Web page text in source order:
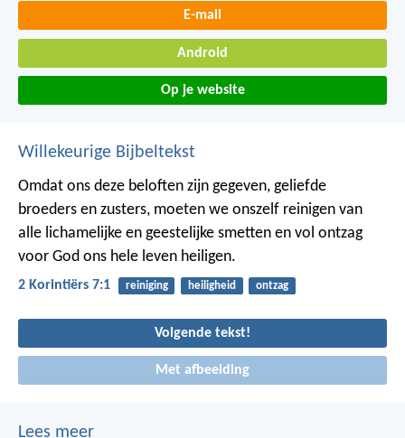
E-mail
Android
Op je website
Willekeurige Bijbeltekst
Omdat ons deze beloften zijn gegeven, geliefde
broeders en zusters, moeten we onszelf reinigen van
alle lichamelijke en geestelijke smetten en vol ontzag
voor God ons hele leven heiligen.
2 Korintiërs 7:1 reiniging heiligheid ontzag
Volgende tekst!
Met afbeelding
Lees meer